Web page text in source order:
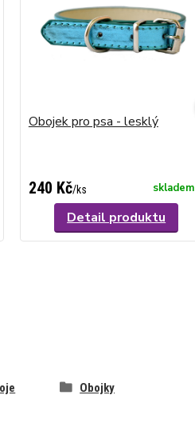
Obojek pro psa - lesklý
240 Kč/ks skladem
Detail produktu
Obojky